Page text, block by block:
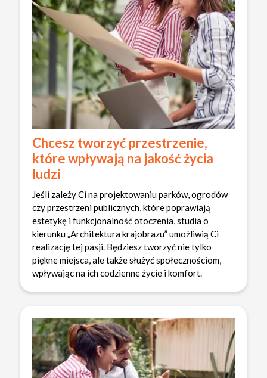
Chcesz tworzyć przestrzenie,
które wpływają na jakość życia
ludzi
Jeśli zależy Ci na projektowaniu parków, ogrodów
czy przestrzeni publicznych, które poprawiają
estetykę i funkcjonalność otoczenia, studia o
kierunku „Architektura krajobrazu” umożliwią Ci
realizację tej pasji. Będziesz tworzyć nie tylko
piękne miejsca, ale także służyć społecznościom,
wpływając na ich codzienne życie i komfort.